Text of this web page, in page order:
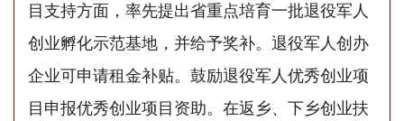
目支持方面，率先提出省重点培育一批退役军人
创业孵化示范基地，并给予奖补。退役军人创办
企业可申请租金补贴。鼓励退役军人优秀创业项
目申报优秀创业项目资助。在返乡、下乡创业扶